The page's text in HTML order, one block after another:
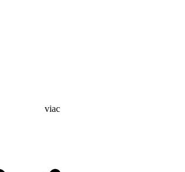
viac